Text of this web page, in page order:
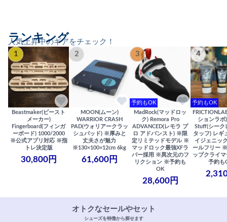
人気上昇中のギアをチェック！
ランキング
1
Beastmaker(ビースト
メーカー)
Fingerboard(フィンガ
ーボード) 1000/2000
※公式アプリ対応 ※指
トレ決定版
30,800円
2
MOON(ムーン)
WARRIOR CRASH
PAD(ウォリアークラッ
シュパッド) ※厚みと
丈夫さが魅力
※130×100×12cm 6kg
61,600円
3
予約もOK
MadRock(マッドロッ
ク) Remora Pro
ADVANCED(レモラ プ
ロ アドバンスト) ※限
定リミテッドモデル ※
マッドロック最強XFラ
バー採用 ※異次元のフ
リクション ※予約も
OK
28,600円
4
予約もOK
ションラボ
Stuff(シーク
タッフ) レギ
イジェニッ
ールフリー
ップクライ
予約も
オトクなセールやセット
シューズを特徴から探せます